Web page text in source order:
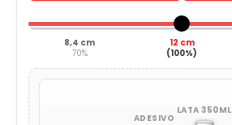
8,4 cm
70%
12 cm
(100%)
ADESIVO
LATA 350ML